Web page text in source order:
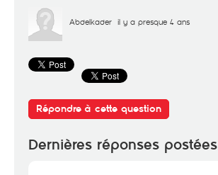
Abdelkader il y a presque 4 ans
Répondre à cette question
Dernières réponses postées